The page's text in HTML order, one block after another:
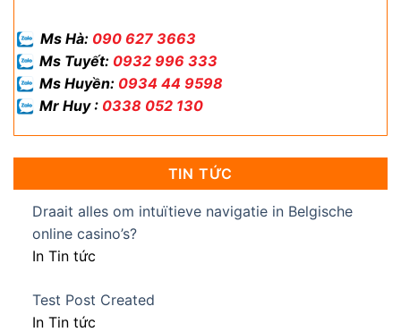
Ms Hà: 090 627 3663
Ms Tuyết: 0932 996 333
Ms Huyền: 0934 44 9598
Mr Huy : 0338 052 130
TIN TỨC
Draait alles om intuïtieve navigatie in Belgische
online casino’s?
In Tin tức
Test Post Created
In Tin tức